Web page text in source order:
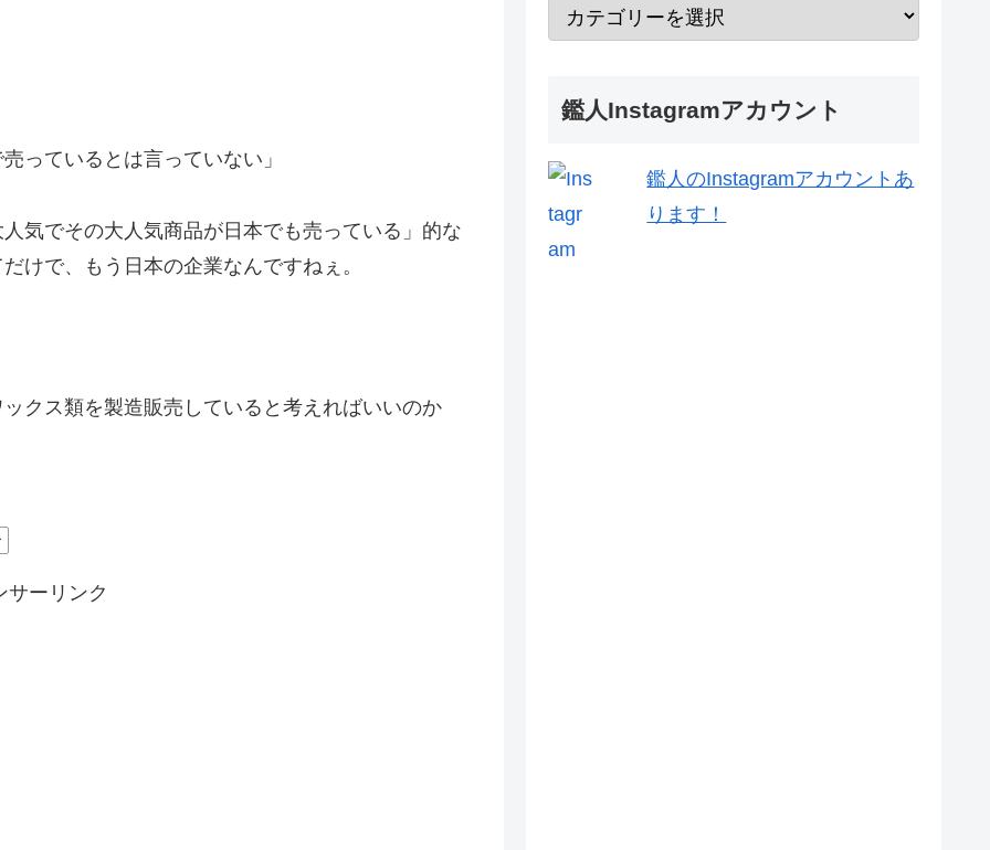
っているとは言っていない」
気でその大人気商品が日本でも売っている」的な
けで、もう日本の企業なんですねぇ。
クス類を製造販売していると考えればいいのか
サーリンク
鑑人Instagramアカウント
鑑人のInstagramアカウントあ
ります！